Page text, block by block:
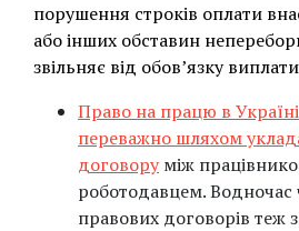
порушення строків оплати
або інших обставин
звільняє від обов’язку
Право на працю в Україні
переважно шляхом
договору між
роботодавцем.
правових договорів теж